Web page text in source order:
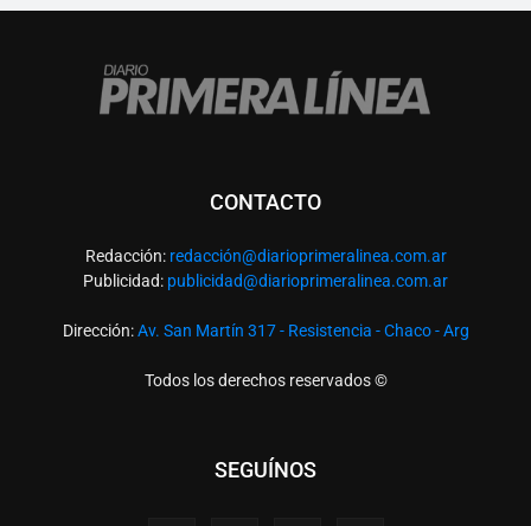
CONTACTO
Redacción: redacción@diarioprimeralinea.com.ar
Publicidad: publicidad@diarioprimeralinea.com.ar
Dirección:Av. San Martín 317 - Resistencia - Chaco - Arg
Todos los derechos reservados ©
SEGUÍNOS